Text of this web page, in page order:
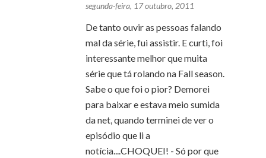
segunda-feira, 17 outubro, 2011
De tanto ouvir as pessoas falando
mal da série, fui assistir. E curti, foi
interessante melhor que muita
série que tá rolando na Fall season.
Sabe o que foi o pior? Demorei
para baixar e estava meio sumida
da net, quando terminei de ver o
episódio que li a
notícia....CHOQUEI! - Só por que